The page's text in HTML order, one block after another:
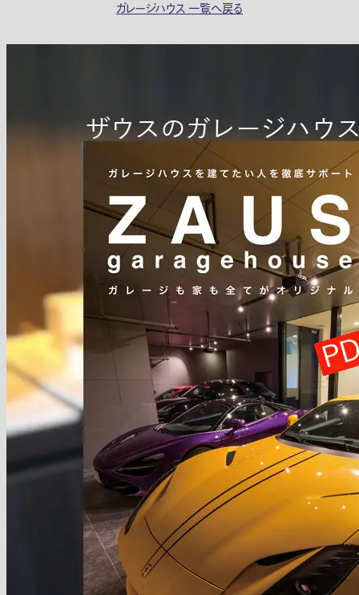
ガレージハウス 一覧へ戻る